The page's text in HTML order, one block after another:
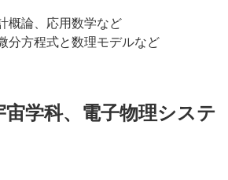
概論、応用数学など
分方程式と数理モデルなど
学科、電子物理システ